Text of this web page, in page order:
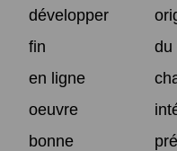
développer
fin
du
en ligne
oeuvre
bonne